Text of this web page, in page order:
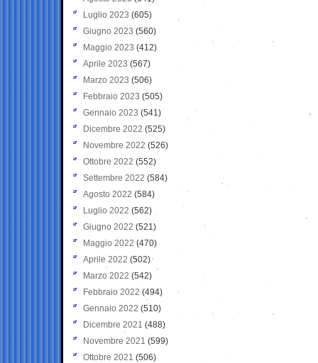
Luglio 2023 (605)
Giugno 2023 (560)
Maggio 2023 (412)
Aprile 2023 (567)
Marzo 2023 (506)
Febbraio 2023 (505)
Gennaio 2023 (541)
Dicembre 2022 (525)
Novembre 2022 (526)
Ottobre 2022 (552)
Settembre 2022 (584)
Agosto 2022 (584)
Luglio 2022 (562)
Giugno 2022 (521)
Maggio 2022 (470)
Aprile 2022 (502)
Marzo 2022 (542)
Febbraio 2022 (494)
Gennaio 2022 (510)
Dicembre 2021 (488)
Novembre 2021 (599)
Ottobre 2021 (506)